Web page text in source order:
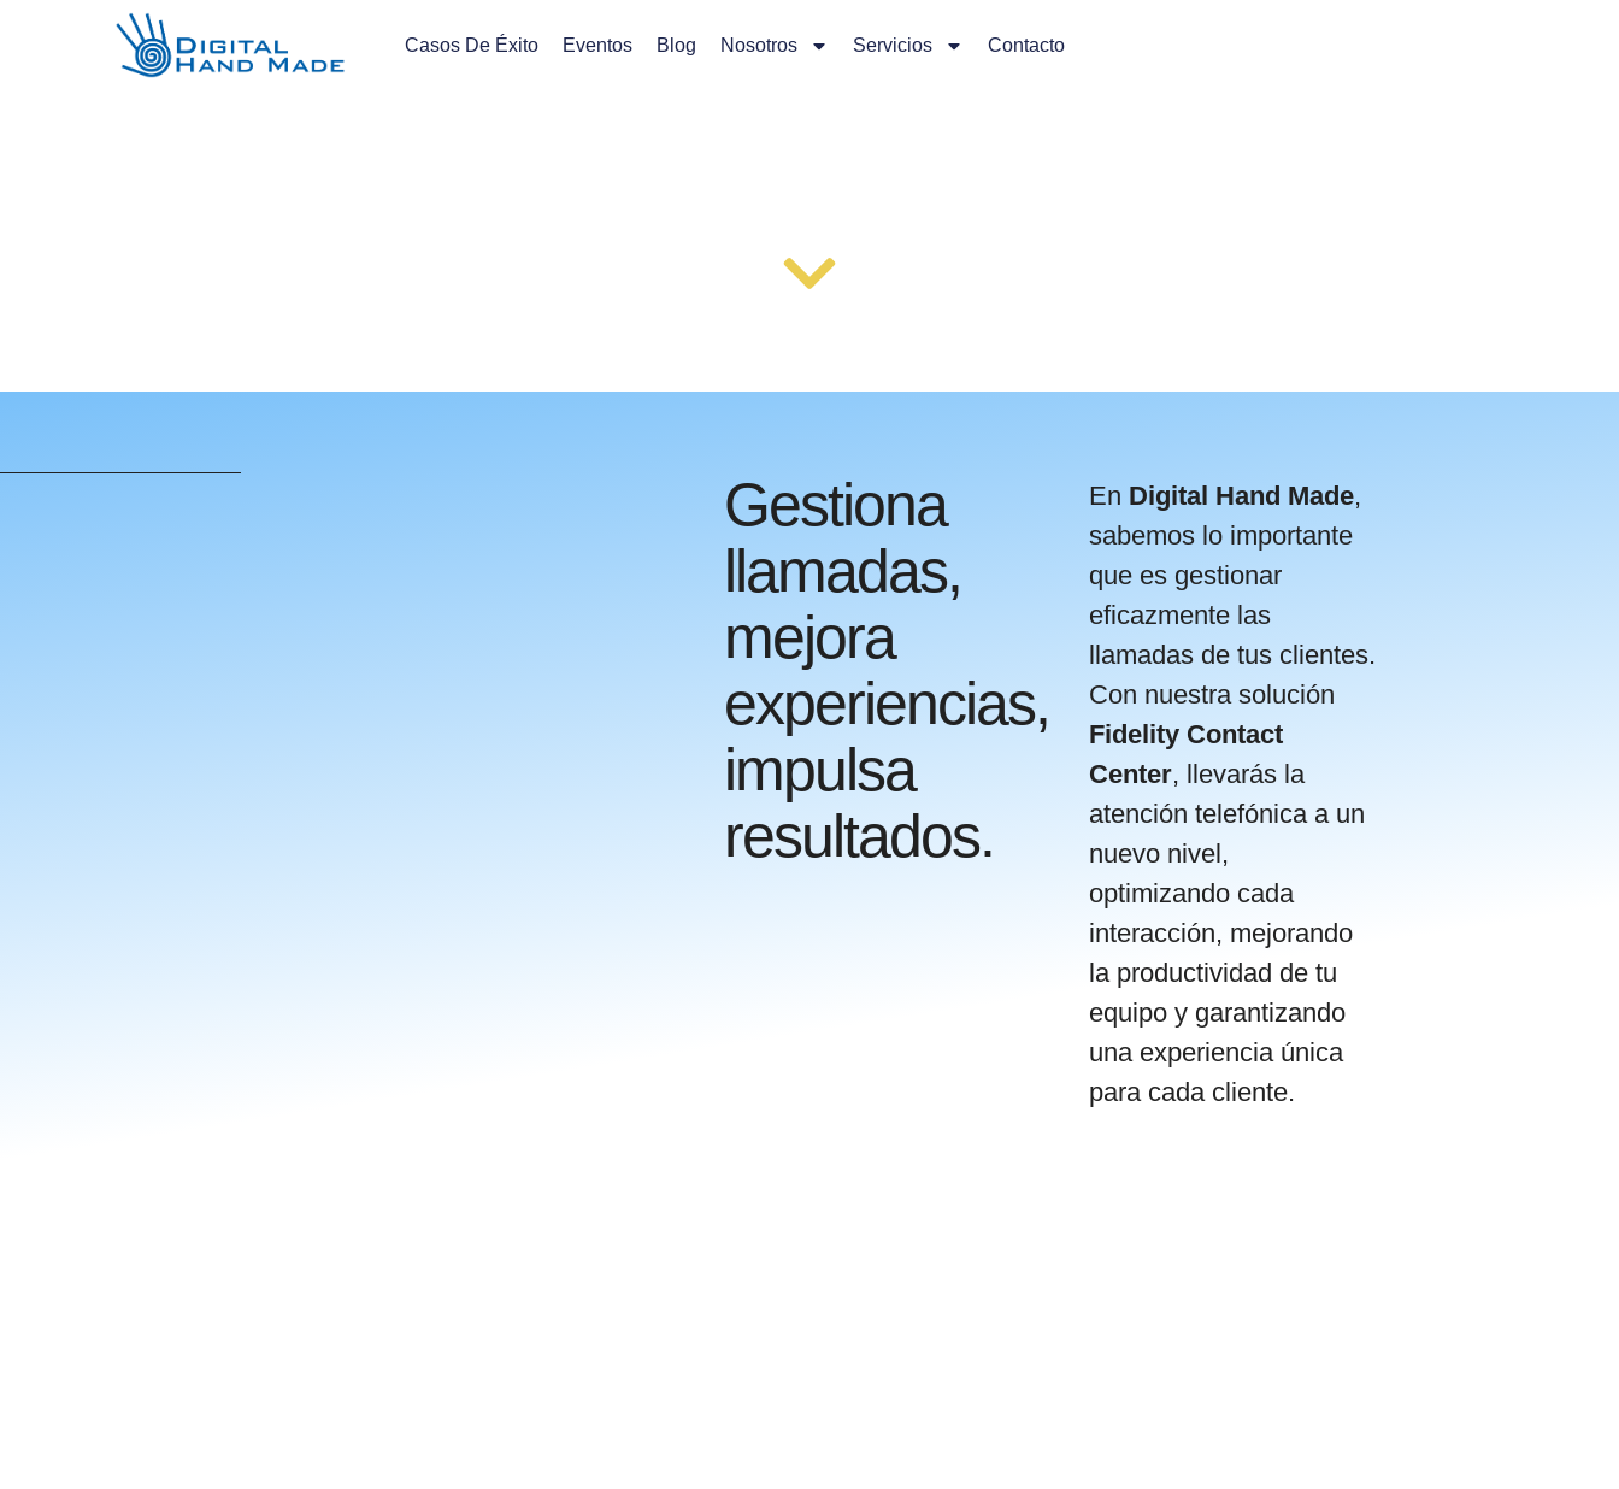
Casos De Éxito Eventos Blog Nosotros Servicios Contacto
Gestiona
llamadas,
mejora
experiencias,
impulsa
resultados.
En Digital Hand Made,
sabemos lo importante
que es gestionar
eficazmente las
llamadas de tus clientes.
Con nuestra solución
Fidelity Contact
Center, llevarás la
atención telefónica a un
nuevo nivel,
optimizando cada
interacción, mejorando
la productividad de tu
equipo y garantizando
una experiencia única
para cada cliente.